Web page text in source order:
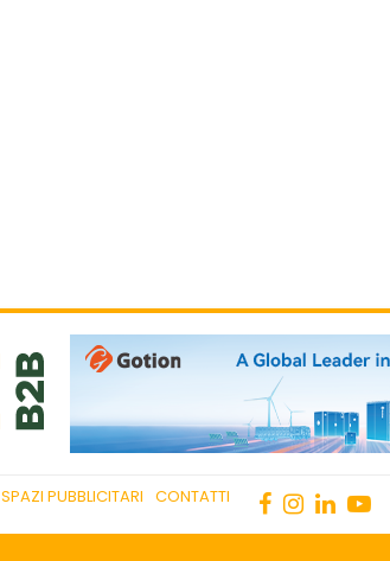
SPAZI PUBBLICITARI CONTATTI